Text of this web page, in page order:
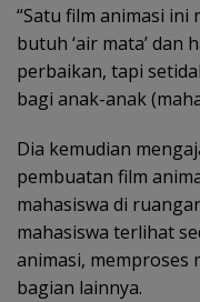
“Satu film animasi
butuh ‘air mata’ dan
perbaikan, tapi
bagi anak-anak
Dia kemudian
pembuatan film
mahasiswa di
mahasiswa terlihat
animasi, memproses
bagian lainnya.